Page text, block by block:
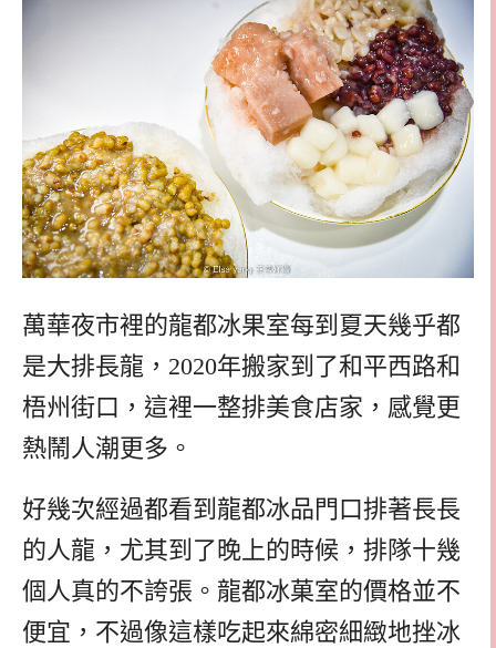
萬華夜市裡的龍都冰果室每到夏天幾乎都
是大排長龍，2020年搬家到了和平西路和
梧州街口，這裡一整排美食店家，感覺更
熱鬧人潮更多。
好幾次經過都看到龍都冰品門口排著長長
的人龍，尤其到了晚上的時候，排隊十幾
個人真的不誇張。龍都冰菓室的價格並不
便宜，不過像這樣吃起來綿密細緻地挫冰